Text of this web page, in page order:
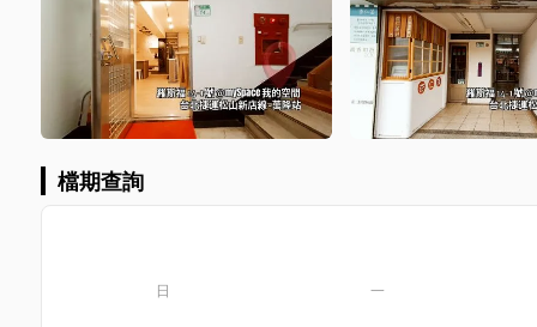
檔期查詢
日 一